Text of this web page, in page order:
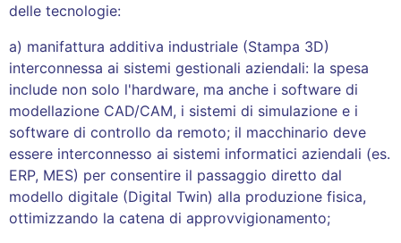
delle tecnologie:
a) manifattura additiva industriale (Stampa 3D)
interconnessa ai sistemi gestionali aziendali: la spesa
include non solo l'hardware, ma anche i software di
modellazione CAD/CAM, i sistemi di simulazione e i
software di controllo da remoto; il macchinario deve
essere interconnesso ai sistemi informatici aziendali (es.
ERP, MES) per consentire il passaggio diretto dal
modello digitale (Digital Twin) alla produzione fisica,
ottimizzando la catena di approvvigionamento;